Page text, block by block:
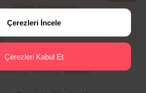
Eğitim Danışmanı
Sana en uygun
Mersin Mezitli Hürriyet
Çerezleri İncele
Çerezleri Kabul Et